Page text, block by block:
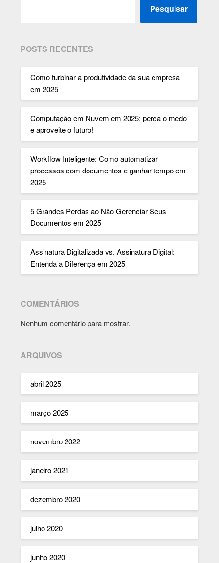
Pesquisar
POSTS RECENTES
Como turbinar a produtividade da sua empresa
em 2025
Computação em Nuvem em 2025: perca o medo
e aproveite o futuro!
Workflow Inteligente: Como automatizar
processos com documentos e ganhar tempo em
2025
5 Grandes Perdas ao Não Gerenciar Seus
Documentos em 2025
Assinatura Digitalizada vs. Assinatura Digital:
Entenda a Diferença em 2025
COMENTÁRIOS
Nenhum comentário para mostrar.
ARQUIVOS
abril 2025
março 2025
novembro 2022
janeiro 2021
dezembro 2020
julho 2020
junho 2020